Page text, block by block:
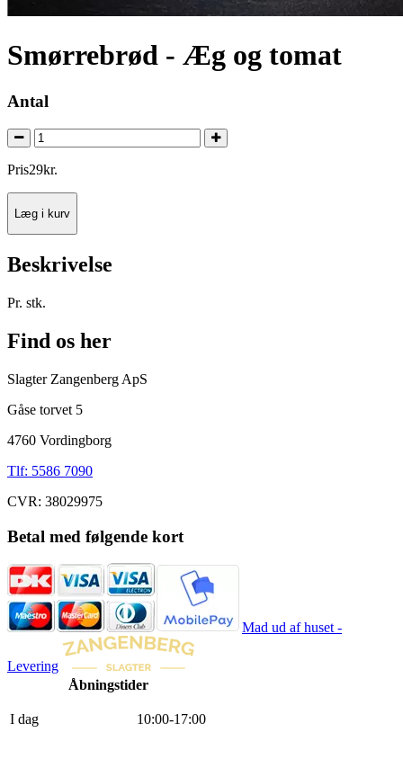
Smørrebrød - Æg og tomat
Antal
Pris29kr.
Læg i kurv
Beskrivelse
Pr. stk.
Find os her
Slagter Zangenberg ApS
Gåse torvet 5
4760 Vordingborg
Tlf: 5586 7090
CVR: 38029975
Betal med følgende kort
Mad ud af huset -
Levering
Åbningstider
I dag 10:00-17:00